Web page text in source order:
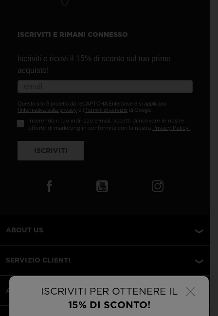
×
ISCRIVITI PER OTTENERE IL
15% DI SCONTO!
ISCRIVITI E RIMANI CONNESSO
Iscriviti e ricevi il 15% di sconto sul tuo primo
acquisto!
Questo sito è protetto da reCAPTCHA Enterprise e si applicano
l'Informativa sulla privacy e i Termini di servizio di Google.
Inserendo il tuo indirizzo e-mail, accetti di ricevere le nostre
offerte di marketing in conformità con la nostra Privacy Policy .
ISCRIVITI
ABOUT US
SERVIZIO CLIENTI
AREA LEGALE